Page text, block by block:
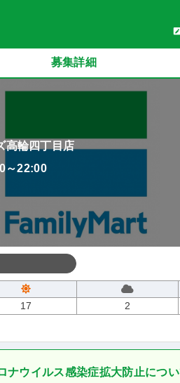
募集詳細
高輪四丁目店
～22:00
17 2
ナウイルス感染症拡大防止につ